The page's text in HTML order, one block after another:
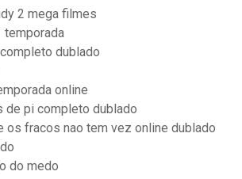
2 mega filmes
temporada
dublado
online
de pi completo dublado
os fracos nao tem vez online dublado
do medo